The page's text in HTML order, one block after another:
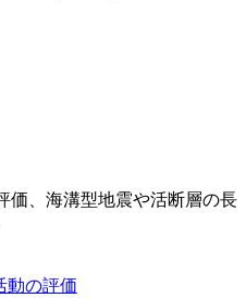
価、海溝型地震や活断層の長
動の評価